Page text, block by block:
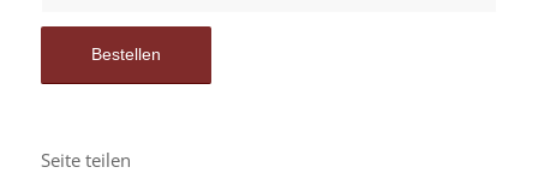
Seite teilen